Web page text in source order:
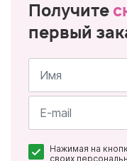
Получите
первый
Имя
*
Нажимая на
своих